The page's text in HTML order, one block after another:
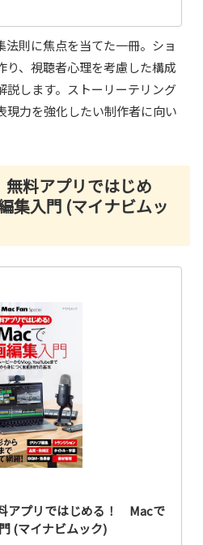
法則に焦点を当てた一冊。ショ
り、視聴者心理を考慮した構成
説します。ストーリーテリング
現力を強化したい制作者に向い
料アプリではじめ
集入門 (マイナビムッ
アプリではじめる！ Macで
(マイナビムック)